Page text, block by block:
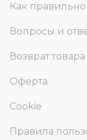
Как
Вопросы и
Возврат
Оферта
Cookie
Правила